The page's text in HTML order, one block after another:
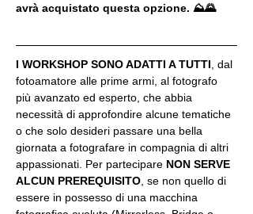
avrà acquistato questa opzione. ⛰🌄
I WORKSHOP SONO ADATTI A TUTTI , dal
fotoamatore alle prime armi, al fotografo
più avanzato ed esperto, che abbia
necessità di approfondire alcune tematiche
o che solo desideri passare una bella
giornata a fotografare in compagnia di altri
appassionati. Per partecipare NON SERVE
ALCUN PREREQUISITO , se non quello di
essere in possesso di una macchina